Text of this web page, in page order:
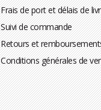
Frais de port et délais de
Suivi de commande
Retours et
Conditions générales de